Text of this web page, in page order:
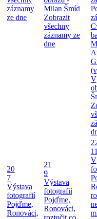
záznamy
ze dne
Milan Šmíd
Zobrazit
všechny
záznamy ze
dne
20
7
Výstava
fotografií
Pojďme,
Ronováci,
21
9
Výstava
fotografií
Pojďme,
Ronováci,
roztočit co